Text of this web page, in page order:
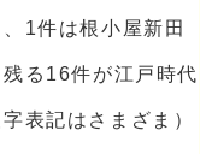
1件は根小屋新田
る16件が江戸時代
表記はさまざま）